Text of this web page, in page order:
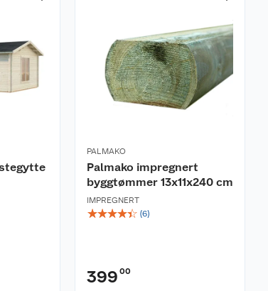
PALMAKO
Palmako impregnert
byggtømmer 13x11x240 cm
IMPREGNERT
☆☆☆☆☆ (6)
399 00